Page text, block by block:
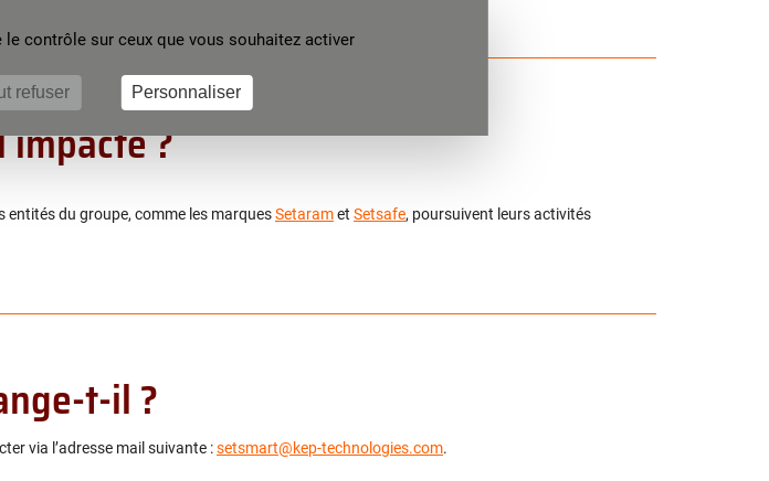
impacté ?
entités du groupe, comme les marquesSetaramet Setsafe, poursuivent leurs activités
t-il ?
via l’adresse mail suivante :setsmart@kep-technologies.com.
contrôle sur ceux que vous souhaitez activer
refuser Personnaliser